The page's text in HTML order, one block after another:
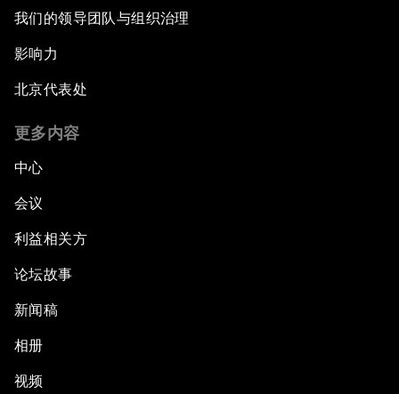
我们的领导团队与组织治理
影响力
北京代表处
更多内容
中心
会议
利益相关方
论坛故事
新闻稿
相册
视频